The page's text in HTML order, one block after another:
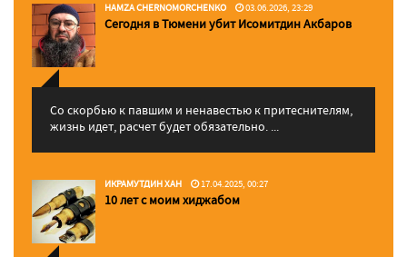
HAMZA CHERNOMORCHENKO 03.06.2026, 23:29
Сегодня в Тюмени убит Исомитдин Акбаров
Со скорбью к павшим и ненавестью к притеснителям,
жизнь идет, расчет будет обязательно. ...
ИКРАМУТДИН ХАН 17.04.2025, 00:27
10 лет с моим хиджабом